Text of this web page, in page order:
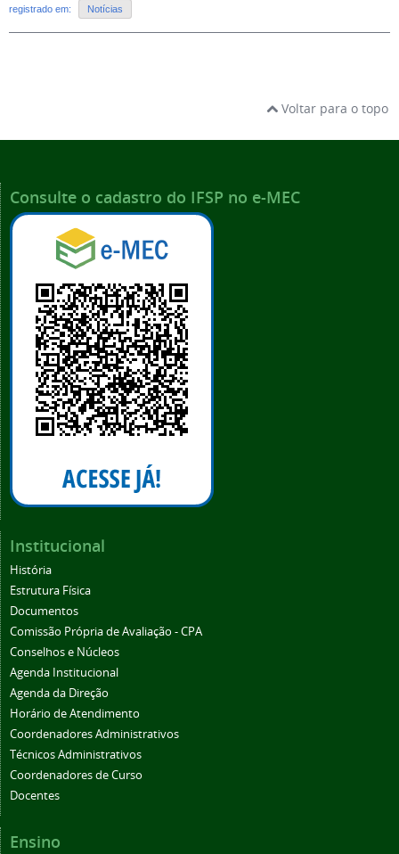
registrado em: Notícias
Voltar para o topo
Consulte o cadastro do IFSP no e-MEC
Institucional
História
Estrutura Física
Documentos
Comissão Própria de Avaliação - CPA
Conselhos e Núcleos
Agenda Institucional
Agenda da Direção
Horário de Atendimento
Coordenadores Administrativos
Técnicos Administrativos
Coordenadores de Curso
Docentes
Ensino